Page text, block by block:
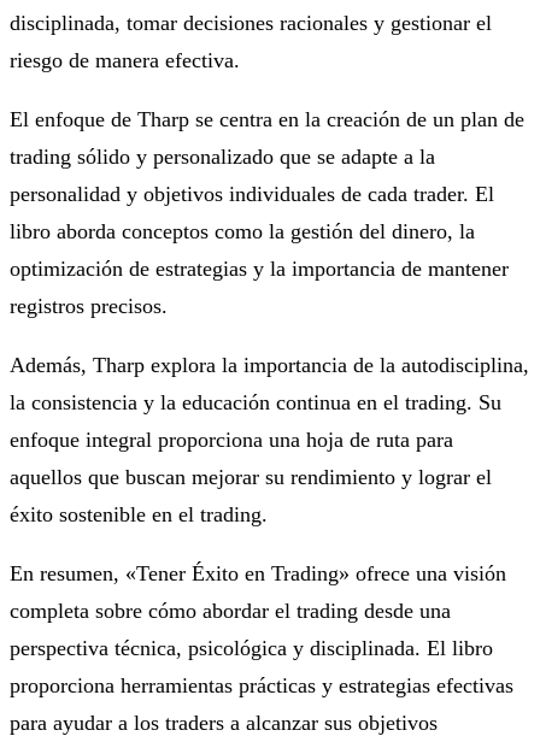
disciplinada, tomar decisiones racionales y gestionar el
riesgo de manera efectiva.
El enfoque de Tharp se centra en la creación de un plan de
trading sólido y personalizado que se adapte a la
personalidad y objetivos individuales de cada trader. El
libro aborda conceptos como la gestión del dinero, la
optimización de estrategias y la importancia de mantener
registros precisos.
Además, Tharp explora la importancia de la autodisciplina,
la consistencia y la educación continua en el trading. Su
enfoque integral proporciona una hoja de ruta para
aquellos que buscan mejorar su rendimiento y lograr el
éxito sostenible en el trading.
En resumen, «Tener Éxito en Trading» ofrece una visión
completa sobre cómo abordar el trading desde una
perspectiva técnica, psicológica y disciplinada. El libro
proporciona herramientas prácticas y estrategias efectivas
para ayudar a los traders a alcanzar sus objetivos